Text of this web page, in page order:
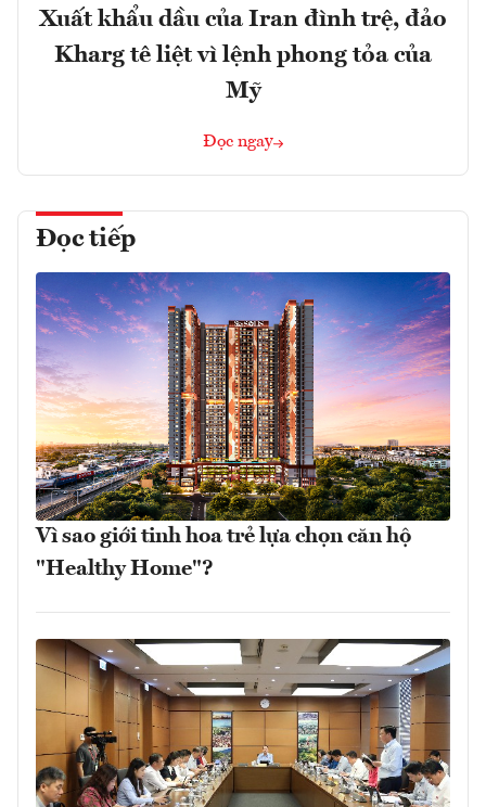
Xuất khẩu dầu của Iran đình trệ, đảo
Kharg tê liệt vì lệnh phong tỏa của
Mỹ
Đọc ngay
Đọc tiếp
Vì sao giới tinh hoa trẻ lựa chọn căn hộ
"Healthy Home"?